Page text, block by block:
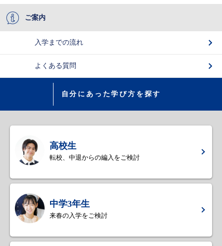
ご案内
入学までの流れ
よくある質問
自分にあった学び方を探す
高校生
転校、中退からの編入をご検討
中学3年生
来春の入学をご検討